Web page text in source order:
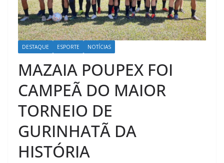
DESTAQUE ESPORTE NOTÍCIAS
MAZAIA POUPEX FOI
CAMPEÃ DO MAIOR
TORNEIO DE
GURINHATÃ DA
HISTÓRIA